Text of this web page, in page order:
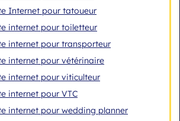
Internet pour tatoueur
internet pour toiletteur
internet pour transporteur
internet pour vétérinaire
internet pour viticulteur
internet pour VTC
internet pour wedding planner